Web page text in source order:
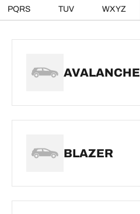
PQRS TUV WXYZ
AVALANCHE
BLAZER